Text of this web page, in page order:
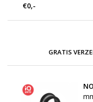
€0,-
GRATIS